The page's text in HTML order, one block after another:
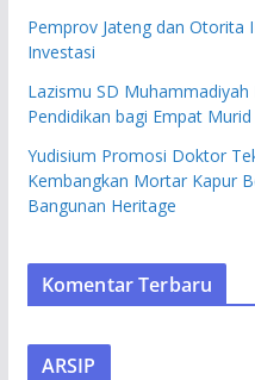
Pemprov Jateng dan Otorita
Investasi
Lazismu SD
Pendidikan bagi Empat
Yudisium Promosi Doktor
Kembangkan Mortar Kapur
Bangunan Heritage
Komentar Terbaru
ARSIP